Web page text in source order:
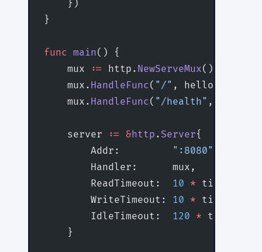
    })
}
func main() {
    mux
:= http. NewServeMux()
    mux.
HandleFunc( "/" , helloHandler)
    mux.
HandleFunc( "/health" ,
    server
:= &http . Server{
        Addr:
":8080"
        Handler:      mux,
        ReadTimeout:
10 *
        WriteTimeout:
10 *
        IdleTimeout:
120 *
    }